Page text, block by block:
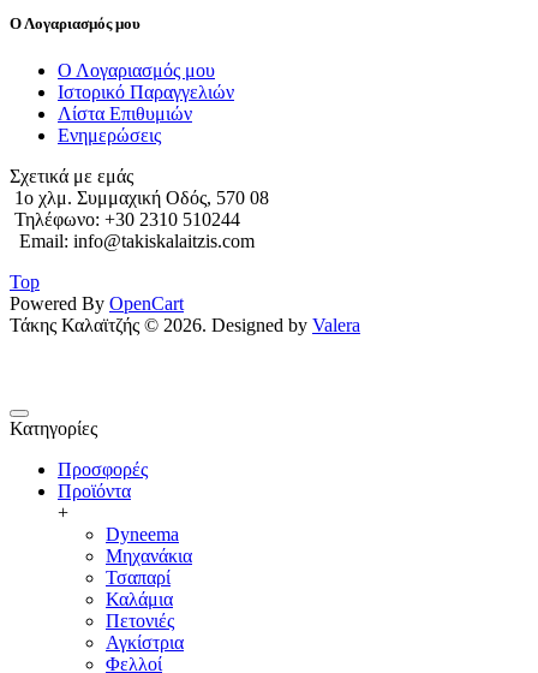
Ο Λογαριασμός μου
Ο Λογαριασμός μου
Ιστορικό Παραγγελιών
Λίστα Επιθυμιών
Ενημερώσεις
Σχετικά με εμάς
1o χλμ. Συμμαχική Οδός, 570 08
Τηλέφωνο: +30 2310 510244
Email: info@takiskalaitzis.com
Top
Powered By OpenCart
Τάκης Καλαϊτζής © 2026. Designed by Valera
Κατηγορίες
Προσφορές
Προϊόντα
+
Dyneema
Μηχανάκια
Τσαπαρί
Καλάμια
Πετονιές
Αγκίστρια
Φελλοί